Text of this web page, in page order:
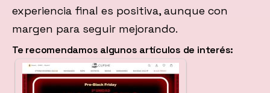
experiencia final es positiva, aunque con
margen para seguir mejorando.
Te recomendamos algunos artículos de interés: